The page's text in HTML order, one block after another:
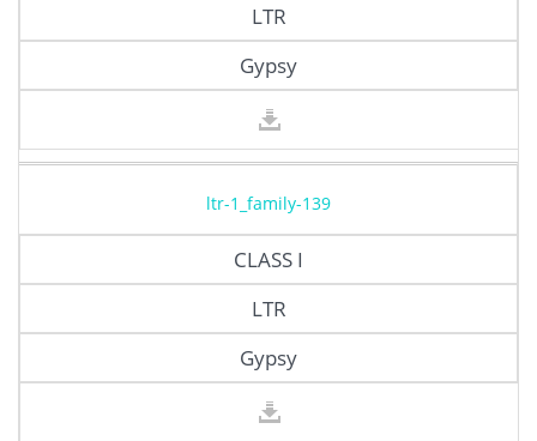
LTR
Gypsy
ltr-1_family-139
CLASS I
LTR
Gypsy